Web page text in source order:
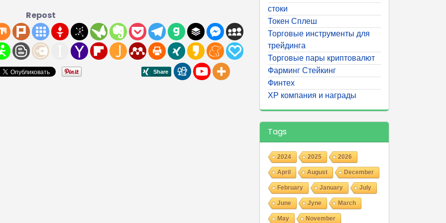
Repost
стоки
Токен Сплеш
Торговые инструменты для
трейдинга
Торговые пары криптовалют
Фарминг Стейкинг
Финтех
ХР компания и награды
Tags
2024 2025 2026
April August December
February January July
June Jyne March
May November